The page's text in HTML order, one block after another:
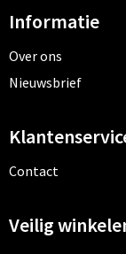
Informatie
Over ons
Nieuwsbrief
Contact
Veilig